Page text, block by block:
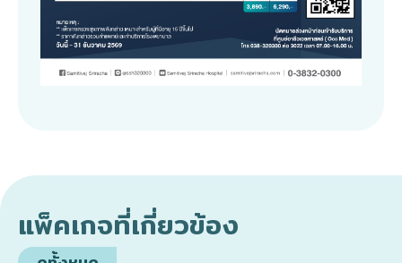
แพ็คเกจที่เกี่ยวข้อง